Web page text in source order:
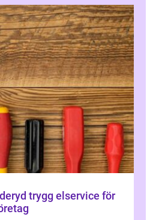
för